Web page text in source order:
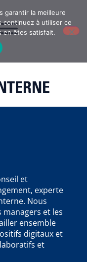
et
experte
Nous
et les
ensemble
digitaux et
et
garantir la meilleure
continuez à utiliser ce
en êtes satisfait.